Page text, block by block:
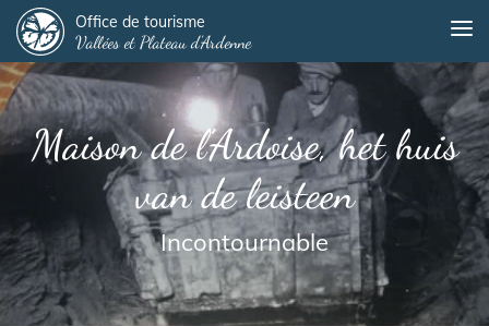
en
naar
inhoud
gaan
Office de tourisme
Vallées et Plateau d'Ardenne
Maison de l’Ardoise, het huis
van de leisteen
Incontournable
Panneau de gestion des cookies